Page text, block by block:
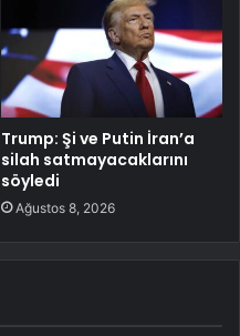
Trump: Şi ve Putin İran’a
silah satmayacaklarını
söyledi
Ağustos 8, 2026